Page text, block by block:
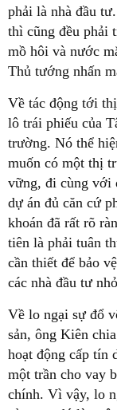
phải là nhà đầu
thì cũng đều phải
mồ hôi và nước
Thủ tướng nhấn
Về tác động tới
lô trái phiếu của
trường. Nó thể
muốn có một thị
vững, đi cùng với
dự án đủ căn cứ
khoán đã rất rõ
tiên là phải tuân
cần thiết để bảo
các nhà đầu tư
Về lo ngại sự đổ
sản, ông Kiên
hoạt động cấp tín
một trần cho vay
chính. Vì vậy, lo